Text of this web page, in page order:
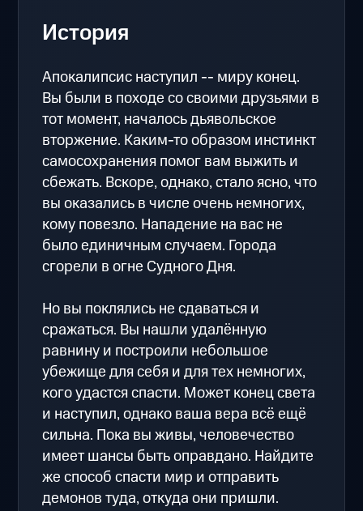
История
Апокалипсис наступил -- миру конец.
Вы были в походе со своими друзьями в
тот момент, началось дьявольское
вторжение. Каким-то образом инстинкт
самосохранения помог вам выжить и
сбежать. Вскоре, однако, стало ясно, что
вы оказались в числе очень немногих,
кому повезло. Нападение на вас не
было единичным случаем. Города
сгорели в огне Судного Дня.
Но вы поклялись не сдаваться и
сражаться. Вы нашли удалённую
равнину и построили небольшое
убежище для себя и для тех немногих,
кого удастся спасти. Может конец света
и наступил, однако ваша вера всё ещё
сильна. Пока вы живы, человечество
имеет шансы быть оправдано. Найдите
же способ спасти мир и отправить
демонов туда, откуда они пришли.